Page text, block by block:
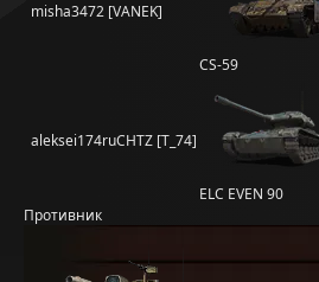
misha3472 [VANEK]
CS-59
aleksei174ruCHTZ [T_74]
ELC EVEN 90
Противник